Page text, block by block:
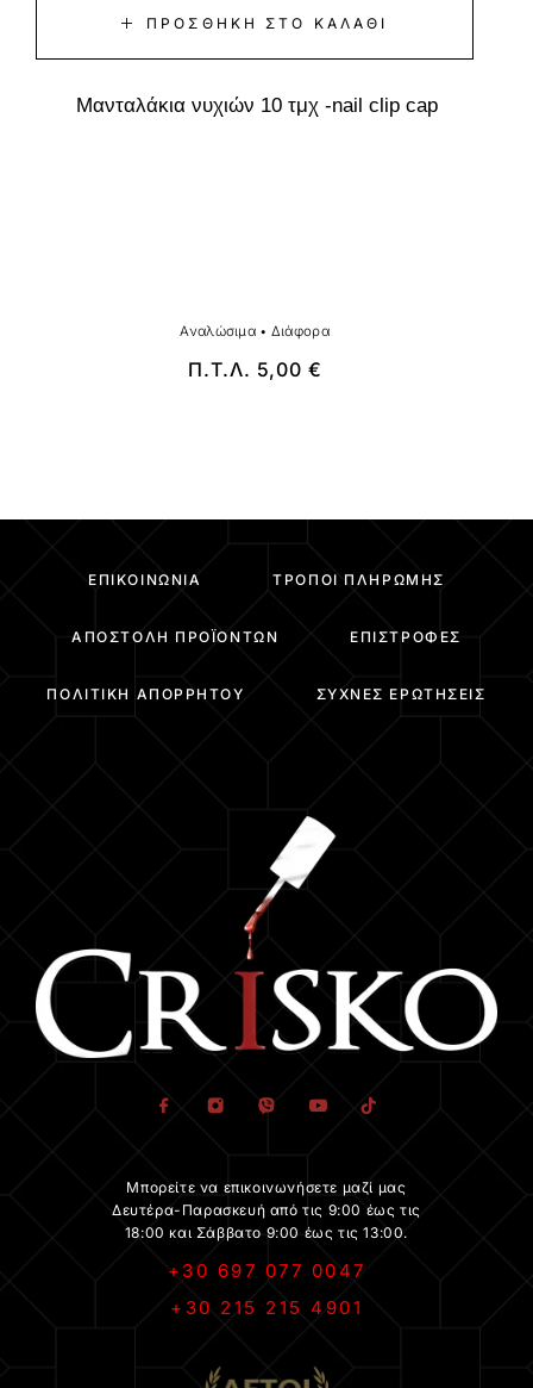
ΠΡΟΣΘΉΚΗ ΣΤΟ ΚΑΛΆΘΙ
Μανταλάκια νυχιών 10 τμχ -nail clip cap
Αναλώσιμα• Διάφορα
Π.Τ.Λ. 5,00 €
ΕΠΙΚΟΙΝΩΝΊΑ ΤΡΌΠΟΙ ΠΛΗΡΩΜΉΣ
ΑΠΟΣΤΟΛΉ ΠΡΟΪΌΝΤΩΝ ΕΠΙΣΤΡΟΦΈΣ
ΠΟΛΙΤΙΚΉ ΑΠΟΡΡΉΤΟΥ ΣΥΧΝΈΣ ΕΡΩΤΉΣΕΙΣ
Μπορείτε να επικοινωνήσετε μαζί μας
Δευτέρα-Παρασκευή από τις 9:00 έως τις
18:00 και Σάββατο 9:00 έως τις 13:00.
+30 697 077 0047
+30 215 215 4901